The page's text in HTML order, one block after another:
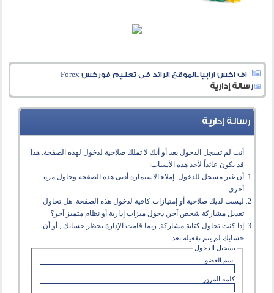
اف اكس ارابيا..الموقع الرائد فى تعليم فوركس Forex
رسالة إدارية
رسالة إدارية
أنت لم تسجل الدخول بعد أو أنك لا تملك صلاحية لدخول لهذه الصفحة. هذا
قد يكون عائداً لأحد هذه الأسباب:
أن غير مسجل للدخول. إملاء الاستمارة أدنى هذه الصفحة وحاول مرة
أخرى.
ليست لديك صلاحية أو إمتيازات كافية لدخول هذه الصفحة. هل تحاول
تعديل مشاركة شخص آخر, دخول ميزات إدارية أو نظام متميز آخر؟
إذا كنت تحاول كتابة مشاركة, ربما قامت الإدارة بحظر حسابك , أو أن
حسابك لم يتم تفعيله بعد.
تسجيل الدخول
اسم العضو:
كلمة المرور: